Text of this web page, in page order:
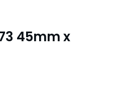
45mm x